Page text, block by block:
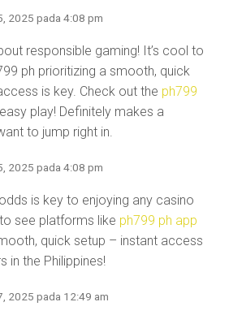
2025 pada 4:08 pm
responsible gaming! It’s cool to
ph prioritizing a smooth, quick
is key. Check out the ph799
play! Definitely makes a
to jump right in.
2025 pada 4:08 pm
is key to enjoying any casino
see platforms like ph799 ph app
quick setup – instant access
in the Philippines!
2025 pada 12:49 am